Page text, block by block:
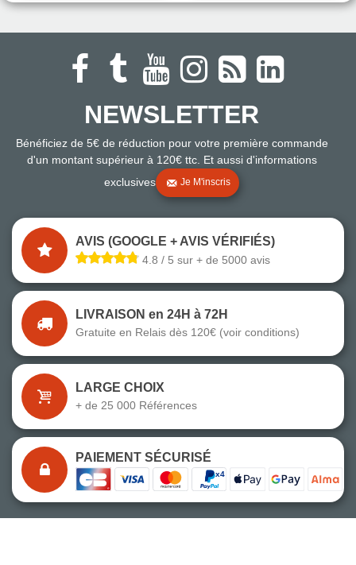
NEWSLETTER
Bénéficiez de 5€ de réduction pour votre première commande
d'un montant supérieur à 120€ ttc. Et aussi d'informations
exclusives
Je M'inscris
AVIS (GOOGLE + AVIS VÉRIFIÉS)
4.8 / 5 sur + de 5000 avis
LIVRAISON en 24H à 72H
Gratuite en Relais dès 120€ (voir conditions)
LARGE CHOIX
+ de 25 000 Références
PAIEMENT SÉCURISÉ